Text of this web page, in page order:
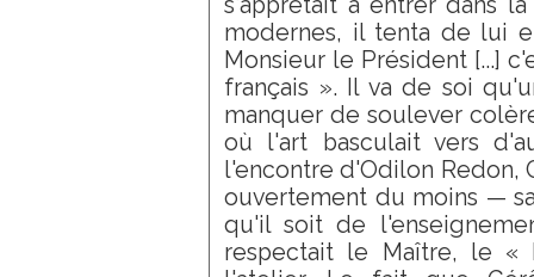
s'apprêtait à entrer dans
modernes, il tenta de lui
Monsieur le Président [...]
français ». Il va de soi
manquer de soulever
où l'art basculait vers
l'encontre d'Odilon Redon,
ouvertement du moins —
qu'il soit de
respectait le Maître, le «